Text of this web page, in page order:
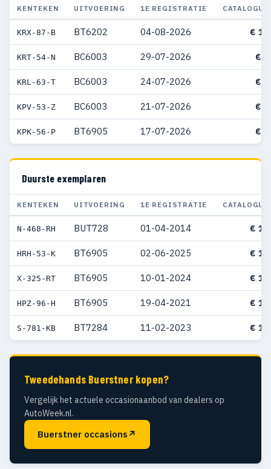
KENTEKEN UITVOERING 1E REGISTRATIE
KRX-87-B BT6202 04-08-2026 €
KRT-54-N BC6003 29-07-2026 €
KRL-63-T BC6003 24-07-2026 €
KPV-53-Z BC6003 21-07-2026 €
KPK-56-P BT6905 17-07-2026 €
Duurste exemplaren
KENTEKEN UITVOERING 1E REGISTRATIE
N-468-RH BUT728 01-04-2014 €
HRH-53-K BT6905 02-06-2025 €
X-325-RT BT6905 10-01-2024 €
HPZ-96-H BT6905 19-04-2021 €
S-781-KB BT7284 11-02-2023 €
Tweedehands Buerstner kopen?
Vergelijk het actuele occasionaanbod van dealers op
AutoWeek.nl.
Buerstner occasions ↗